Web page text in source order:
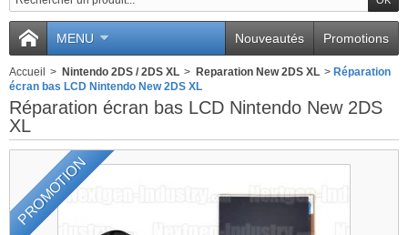
cookies
Nous utilisons des cookies et d'autres
technologies de suivi pour améliorer
votre expérience de navigation sur
contenu personnalisé et des publicités
ciblées, pour analyser le trafic de notre
site et pour comprendre la provenance
MENU Promotions
Nouveautés
Accueil > Nintendo 2DS / 2DS XL > Reparation New 2DS XL > Réparation
écran bas LCD Nintendo New 2DS XL
Réparation écran bas LCD Nintendo New 2DS
XL
PROMOTION